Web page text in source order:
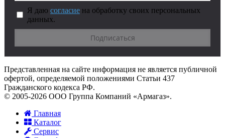
Я даю согласие на обработку своих персональных
данных.
Представленная на сайте информация не является публичной
офертой, определяемой положениями Статьи 437
Гражданского кодекса РФ.
© 2005-2026 ООО Группа Компаний «Армагаз».
Главная
Каталог
Сервис